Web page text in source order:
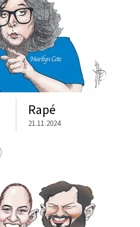
Rapé
21.11.2024